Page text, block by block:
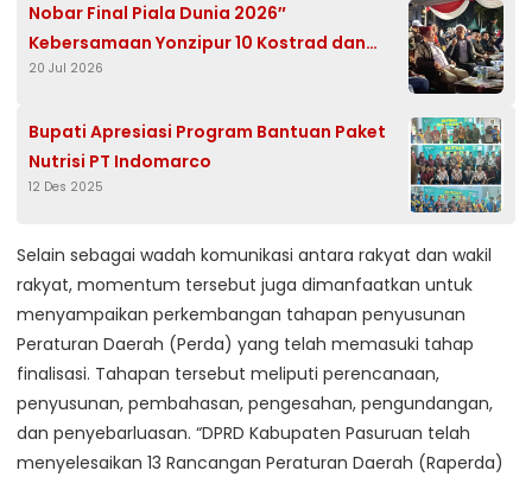
Nobar Final Piala Dunia 2026″
Kebersamaan Yonzipur 10 Kostrad dan
Pemkot Pasuruan Hangatkan Kemenangan
20 Jul 2026
Bupati Apresiasi Program Bantuan Paket
Nutrisi PT Indomarco
12 Des 2025
Selain sebagai wadah komunikasi antara rakyat dan wakil
rakyat, momentum tersebut juga dimanfaatkan untuk
menyampaikan perkembangan tahapan penyusunan
Peraturan Daerah (Perda) yang telah memasuki tahap
finalisasi. Tahapan tersebut meliputi perencanaan,
penyusunan, pembahasan, pengesahan, pengundangan,
dan penyebarluasan. “DPRD Kabupaten Pasuruan telah
menyelesaikan 13 Rancangan Peraturan Daerah (Raperda)